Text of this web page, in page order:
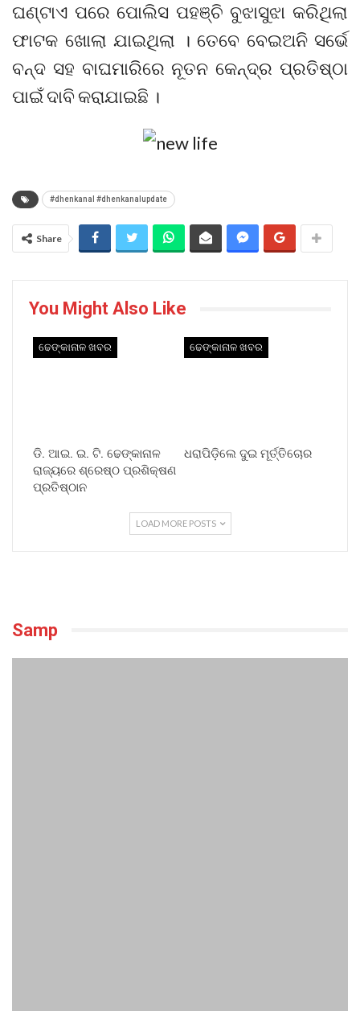
ଘଣ୍ଟାଏ ପରେ ପୋଲିସ ପହଞ୍ଚି ବୁଝାସୁଝା କରିଥିଲା
ଫାଟକ ଖୋଲା ଯାଇଥିଲା । ତେବେ ବେଇଅନି ସର୍ଭେ
ବନ୍ଦ ସହ ବାଘମାରିରେ ନୂତନ କେନ୍ଦ୍ର ପ୍ରତିଷ୍ଠା
ପାଇଁ ଦାବି କରାଯାଇଛି ।
#dhenkanal #dhenkanalupdate
Share
You Might Also Like
ଢେଙ୍କାନାଳ ଖବର
ଡି. ଆଇ. ଇ. ଟି. ଢେଙ୍କାନାଳ
ରାଜ୍ୟରେ ଶ୍ରେଷ୍ଠ ପ୍ରଶିକ୍ଷଣ
ପ୍ରତିଷ୍ଠାନ
ଢେଙ୍କାନାଳ ଖବର
ଧରାପିଡ଼ିଲେ ଦୁଇ ମୂର୍ତ୍ତିଚୋର
LOAD MORE POSTS
Samp